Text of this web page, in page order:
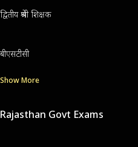
द्वितीय श्रेणी शिक्षक
बीएसटीसी
Show More
Rajasthan Govt Exams